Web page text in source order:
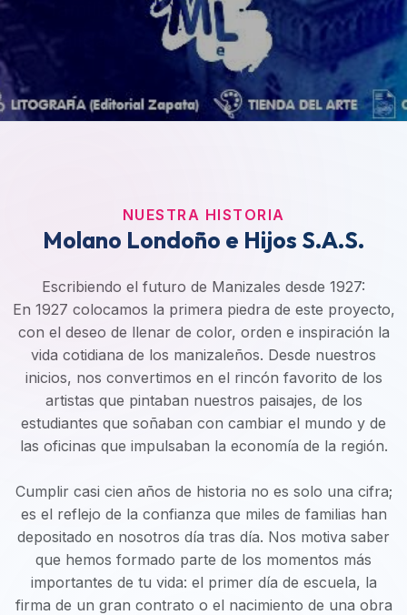
NUESTRA HISTORIA
Molano Londoño e Hijos S.A.S.
Escribiendo el futuro de Manizales desde 1927:
En 1927 colocamos la primera piedra de este proyecto,
con el deseo de llenar de color, orden e inspiración la
vida cotidiana de los manizaleños. Desde nuestros
inicios, nos convertimos en el rincón favorito de los
artistas que pintaban nuestros paisajes, de los
estudiantes que soñaban con cambiar el mundo y de
las oficinas que impulsaban la economía de la región.
Cumplir casi cien años de historia no es solo una cifra;
es el reflejo de la confianza que miles de familias han
depositado en nosotros día tras día. Nos motiva saber
que hemos formado parte de los momentos más
importantes de tu vida: el primer día de escuela, la
firma de un gran contrato o el nacimiento de una obra